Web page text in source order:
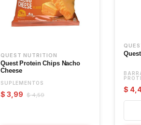
QUEST NUTRITION
Quest Protein Chips Nacho
Cheese
SUPLEMENTOS
$ 3,99 $ 4,59
$